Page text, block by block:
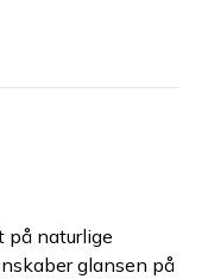
på naturlige
glansen på